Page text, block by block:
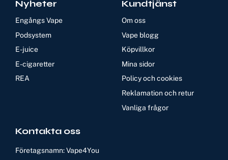
Nyheter
Engångs Vape
Podsystem
E-juice
E-cigaretter
REA
Kundtjänst
Om oss
Vape blogg
Köpvillkor
Mina sidor
Policy och cookies
Reklamation och retur
Vanliga frågor
Kontakta oss
Företagsnamn: Vape4You